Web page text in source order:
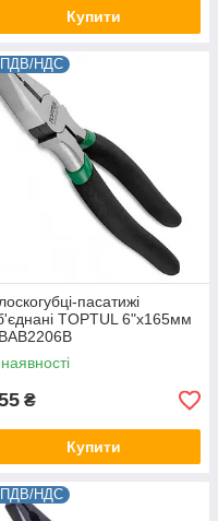
Купити
ПДВ/НДС
пасатижі
TOPTUL 6"х165мм
₴
Купити
ПДВ/НДС